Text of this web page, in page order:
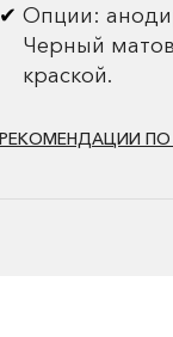
Опции:
Черный
краской.
РЕКОМЕНДАЦИИ